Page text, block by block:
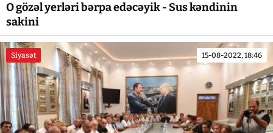
O gözəl yerləri bərpa edəcəyik - Sus kəndinin
sakini
Siyasət 15-08-2022, 18:46